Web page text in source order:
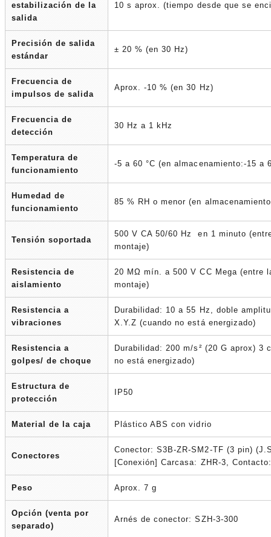
estabilización de la
salida
10 s aprox. (tiempo desde que se
Precisión de salida
estándar
± 20 % (en 30 Hz)
Frecuencia de
impulsos de salida
Aprox. -10 % (en 30 Hz)
Frecuencia de
detección
30 Hz a 1 kHz
Temperatura de
funcionamiento
-5 a 60 °C (en almacenamiento:-15 a
Humedad de
funcionamiento
85 % RH o menor (en
Tensión soportada
500 V CA 50/60 Hz en 1 minuto
montaje)
Resistencia de
aislamiento
20 MΩ mín. a 500 V CC Mega (entre
montaje)
Resistencia a
vibraciones
Durabilidad: 10 a 55 Hz, doble
X.Y.Z (cuando no está energizado)
Resistencia a
golpes/ de choque
Durabilidad: 200 m/s² (20 G aprox)
no está energizado)
Estructura de
protección
IP50
Material de la caja Plástico ABS con vidrio
Conectores
Conector: S3B-ZR-SM2-TF (3 pin)
[Conexión] Carcasa: ZHR-3,
Peso Aprox. 7 g
Opción (venta por
separado)
Arnés de conector: SZH-3-300